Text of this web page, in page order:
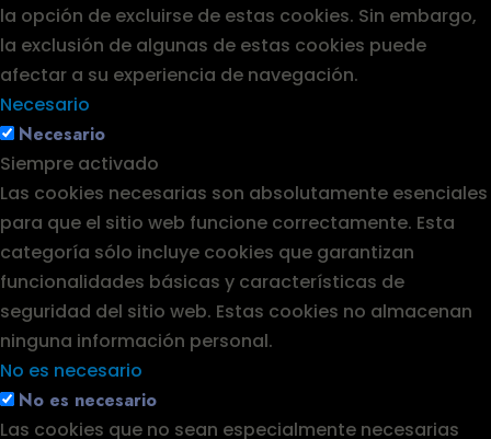
la opción de excluirse de estas cookies. Sin embargo,
la exclusión de algunas de estas cookies puede
afectar a su experiencia de navegación.
Necesario
Necesario
Siempre activado
Las cookies necesarias son absolutamente esenciales
para que el sitio web funcione correctamente. Esta
categoría sólo incluye cookies que garantizan
funcionalidades básicas y características de
seguridad del sitio web. Estas cookies no almacenan
ninguna información personal.
No es necesario
No es necesario
Las cookies que no sean especialmente necesarias